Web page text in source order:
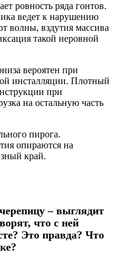
ровность ряда гонтов.
ведет к нарушению
волны, вздутия массива
такой неровной
вероятен при
инсталляции. Плотный
при
на остальную часть
пирога.
опираются на
край.
– выглядит
что с ней
Это правда? Что